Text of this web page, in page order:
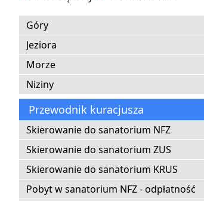
Góry
Jeziora
Morze
Niziny
Przewodnik kuracjusza
Skierowanie do sanatorium NFZ
Skierowanie do sanatorium ZUS
Skierowanie do sanatorium KRUS
Pobyt w sanatorium NFZ - odpłatność